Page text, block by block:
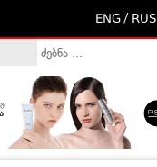
ENG / RUS